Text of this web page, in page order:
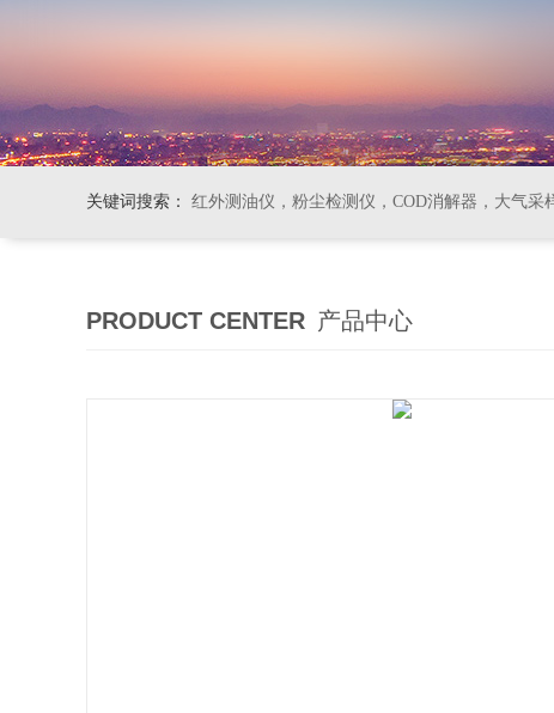
关键词搜索： 红外测油仪，粉尘检测仪，COD消解器，大气
PRODUCT CENTER 产品中心